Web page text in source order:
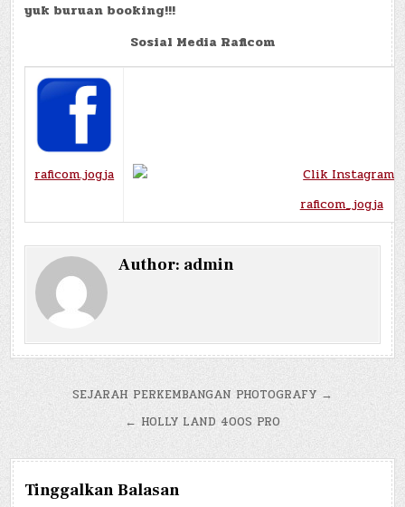
yuk buruan booking!!!
Sosial Media Raficom
raficom.jogja
raficom_jogja
Author: admin
Navigasi
pos
SEJARAH PERKEMBANGAN PHOTOGRAFY →
← HOLLY LAND 400S PRO
Tinggalkan Balasan